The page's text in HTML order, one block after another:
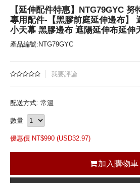
【延伸配件特惠】NTG79GYC
專用配件-【黑膠前庭延伸邊布】
小天幕 黑膠邊布 遮陽延伸布延伸
產品編號:NTG79GYC
我要評論
配送方式: 常溫
數量
優惠價 NT$990 (USD32.97)
加入購物車